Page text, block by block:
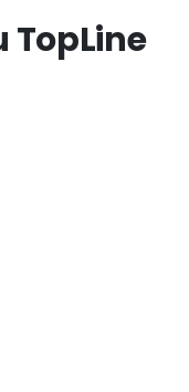
TopLine